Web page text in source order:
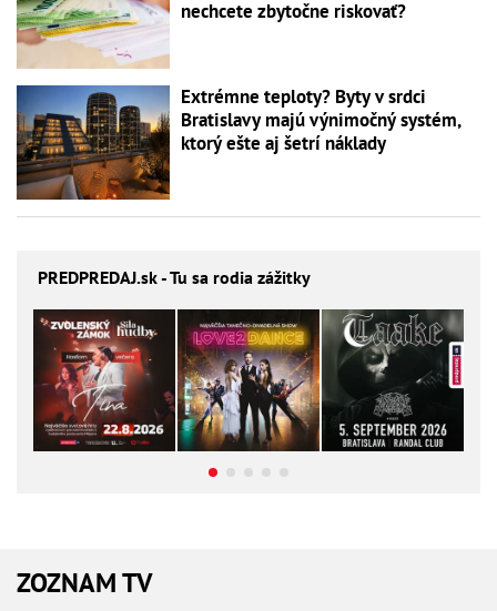
nechcete zbytočne riskovať?
Extrémne teploty? Byty v srdci
Bratislavy majú výnimočný systém,
ktorý ešte aj šetrí náklady
PREDPREDAJ.sk - Tu sa rodia zážitky
ZOZNAM TV